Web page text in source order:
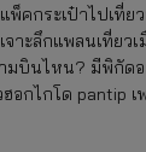
พ็คกระเป๋าไปเที่ย
จาะลึกแพลนเที่ยว
มบินไหน? มีพิกัด
อกไกโด pantip